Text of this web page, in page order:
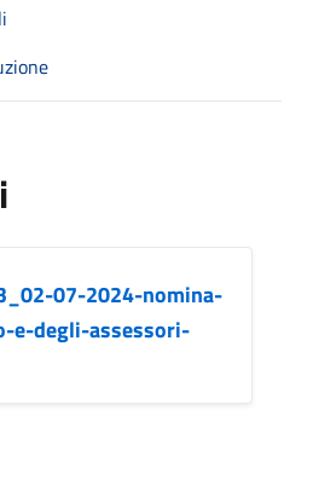
07-2024-nomina-
e-degli-assessori-